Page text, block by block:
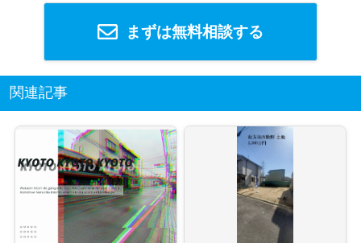
まずは無料相談する
関連記事